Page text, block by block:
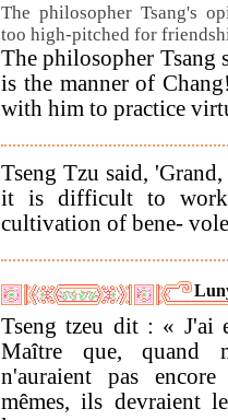
The philosopher Tsang's
too high-pitched for
The philosopher Tsang
is the manner of
with him to practice
Tseng Tzu said,
it is difficult to
cultivation of bene-
Tseng tzeu dit : « J'ai
Maître que, quand
n'auraient pas
mêmes, ils devraient